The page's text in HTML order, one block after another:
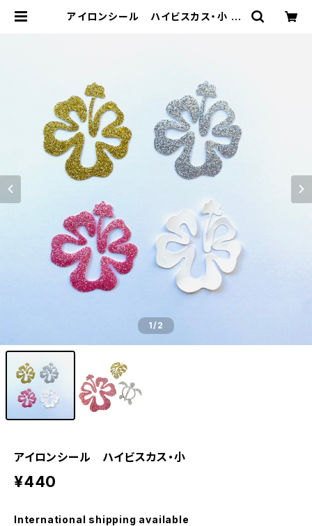
アイロンシール ハイビスカス・小 | *
1/2
アイロンシール ハイビスカス・小
¥440
International shipping available